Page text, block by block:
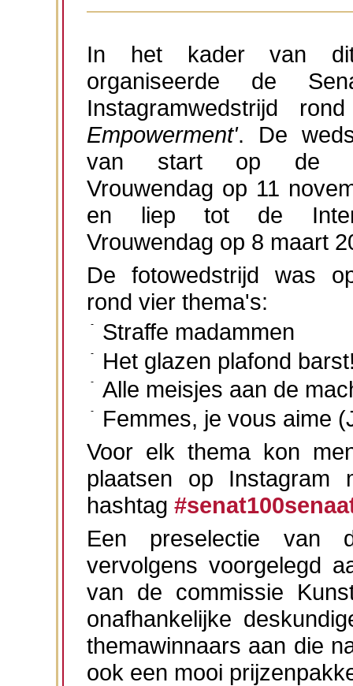
In het kader van
organiseerde de
Instagramwedstrijd
Empowerment'. De
van start op de
Vrouwendag op 11
en liep tot de
Vrouwendag op 8 maart
De fotowedstrijd was
rond vier thema's:
Straffe madammen
Het glazen plafond
Alle meisjes aan de
Femmes, je vous aime
Voor elk thema kon
plaatsen op Instagram
hashtag
Een preselectie van
vervolgens voorgelegd
van de commissie
onafhankelijke
themawinnaars aan die
ook een mooi